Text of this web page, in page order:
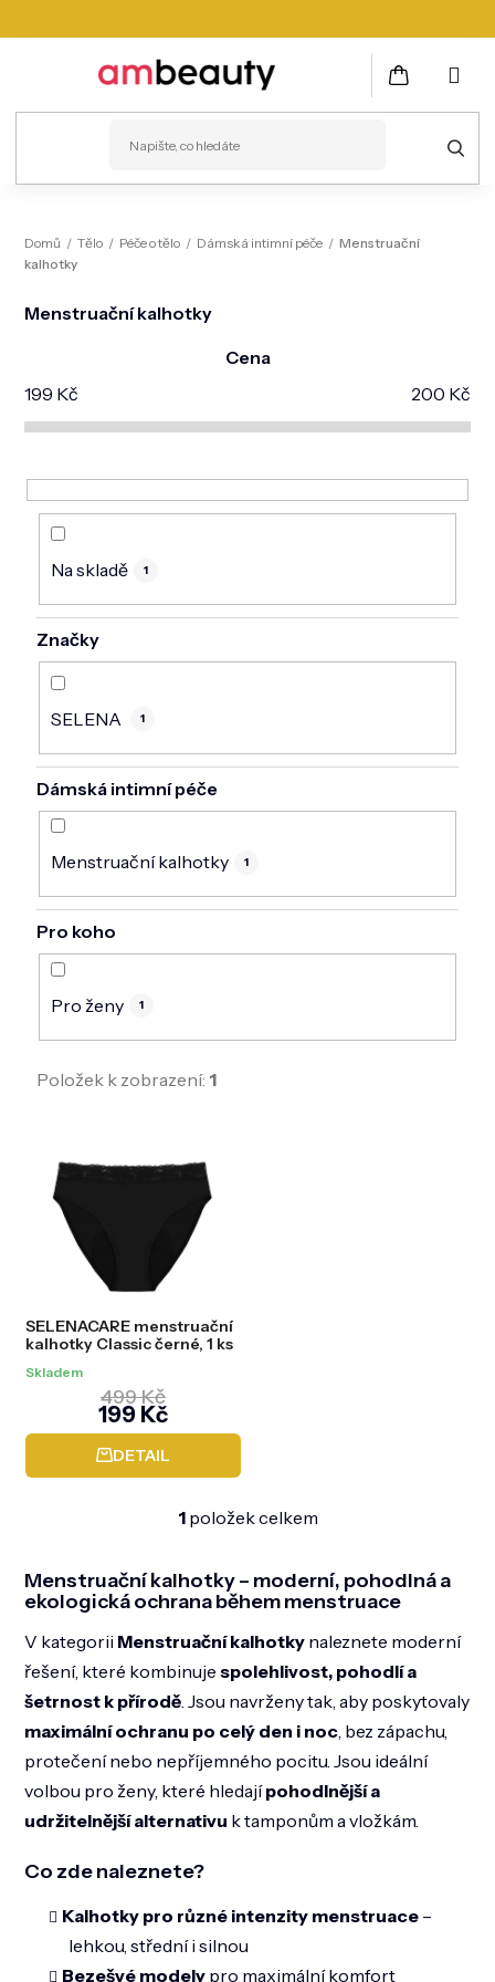
na
NÁKUPNÍ
KOŠÍK
VLASY
ZDRAVÍ
KOSMETICKÉ PŘÍSTROJE
DOMÁCNOST
BLOG
Domů / Tělo / Péče o tělo / Dámská intimní péče / Menstruační
kalhotky
Menstruační kalhotky
Cena
199 Kč 200 Kč
Na skladě 1
Značky
SELENA 1
Dámská intimní péče
Menstruační kalhotky 1
Pro koho
Pro ženy 1
Položek k zobrazení: 1
u
k
t
SELENACARE menstruační
kalhotky Classic černé, 1 ks
Skladem
199 Kč
499 Kč
DETAIL
O
á
d
a
c
í
p
r
v
k
v
ý
u
1položek celkem
Menstruační kalhotky – moderní, pohodlná a
ekologická ochrana během menstruace
V kategorii Menstruační kalhotky naleznete moderní
řešení, které kombinuje spolehlivost, pohodlí a
šetrnost k přírodě. Jsou navrženy tak, aby poskytovaly
maximální ochranu po celý den i noc, bez zápachu,
protečení nebo nepříjemného pocitu. Jsou ideální
volbou pro ženy, které hledajípohodlnější a
udržitelnější alternativu k tamponům a vložkám.
Co zde naleznete?
Kalhotky pro různé intenzity menstruace –
lehkou, střední i silnou
Bezešvé modely pro maximální komfort